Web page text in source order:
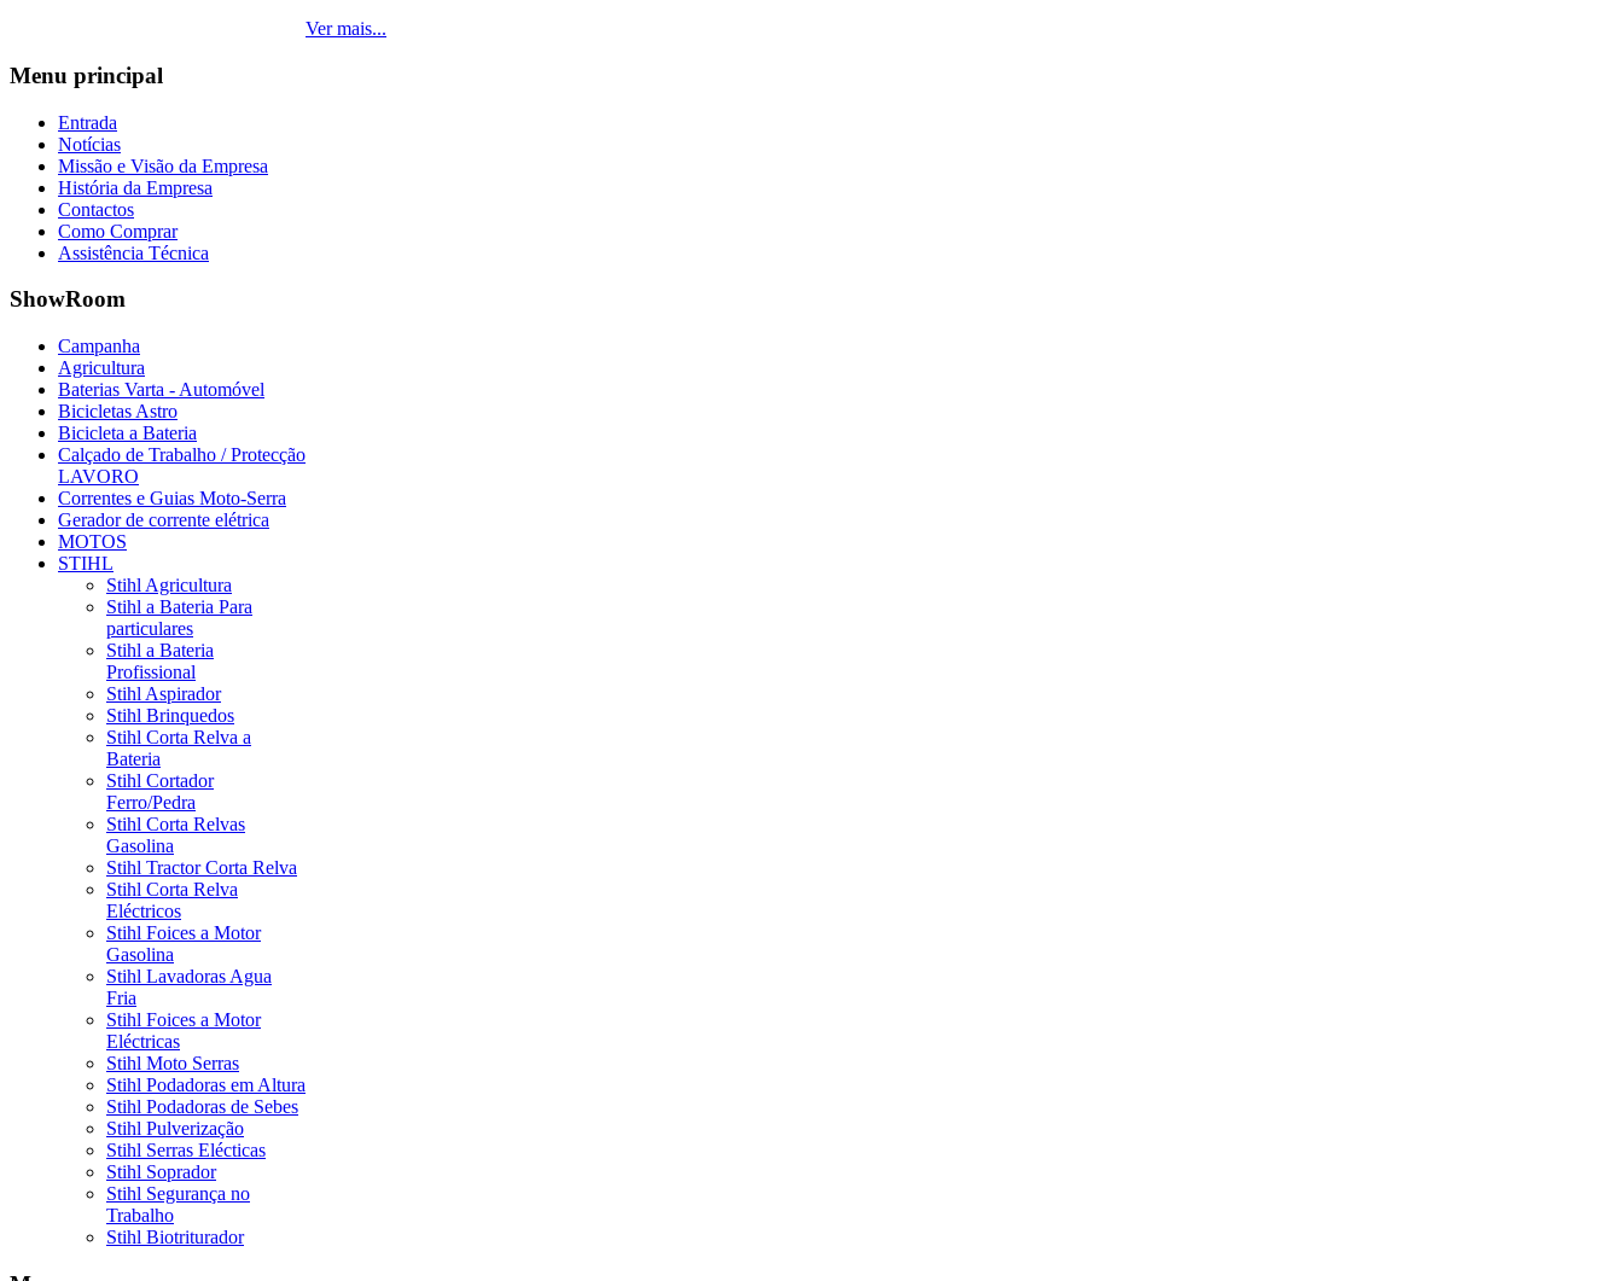
Ver mais...
Menu principal
Entrada
Notícias
Missão e Visão da Empresa
História da Empresa
Contactos
Como Comprar
Assistência Técnica
ShowRoom
Campanha
Agricultura
Baterias Varta - Automóvel
Bicicletas Astro
Bicicleta a Bateria
Calçado de Trabalho / Protecção
LAVORO
Correntes e Guias Moto-Serra
Gerador de corrente elétrica
MOTOS
STIHL
Stihl Agricultura
Stihl a Bateria Para
particulares
Stihl a Bateria
Profissional
Stihl Aspirador
Stihl Brinquedos
Stihl Corta Relva a
Bateria
Stihl Cortador
Ferro/Pedra
Stihl Corta Relvas
Gasolina
Stihl Tractor Corta Relva
Stihl Corta Relva
Eléctricos
Stihl Foices a Motor
Gasolina
Stihl Lavadoras Agua
Fria
Stihl Foices a Motor
Eléctricas
Stihl Moto Serras
Stihl Podadoras em Altura
Stihl Podadoras de Sebes
Stihl Pulverização
Stihl Serras Elécticas
Stihl Soprador
Stihl Segurança no
Trabalho
Stihl Biotriturador